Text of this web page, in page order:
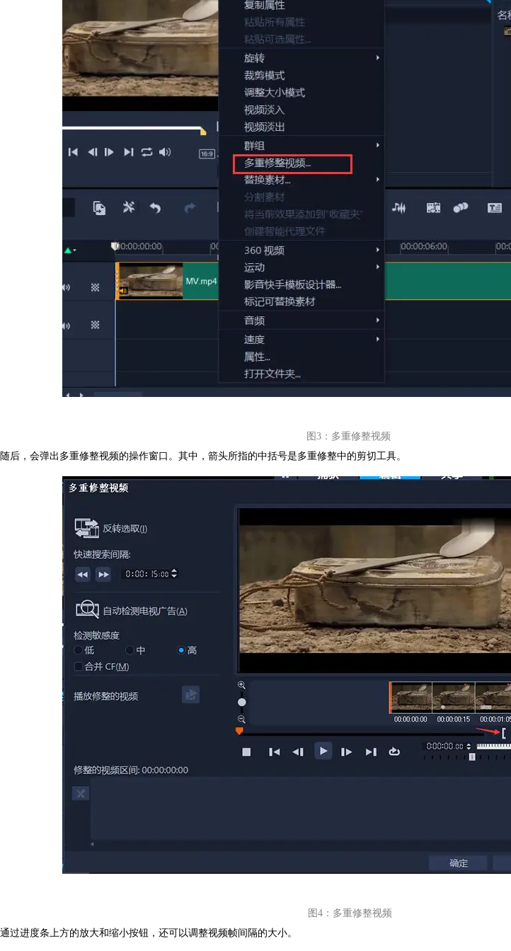
图3：多重修整视频
随后，会弹出多重修整视频的操作窗口。其中，箭头所指的中括号是多重修整中的剪切工具。
图4：多重修整视频
通过进度条上方的放大和缩小按钮，还可以调整视频帧间隔的大小。